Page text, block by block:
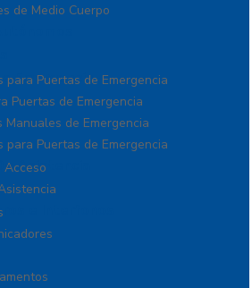
de Medio Cuerpo
Emergencia
para Puertas de Emergencia
Puertas de Emergencia
Manuales de Emergencia
para Puertas de Emergencia
Asistencia
Acceso
e Interfonos